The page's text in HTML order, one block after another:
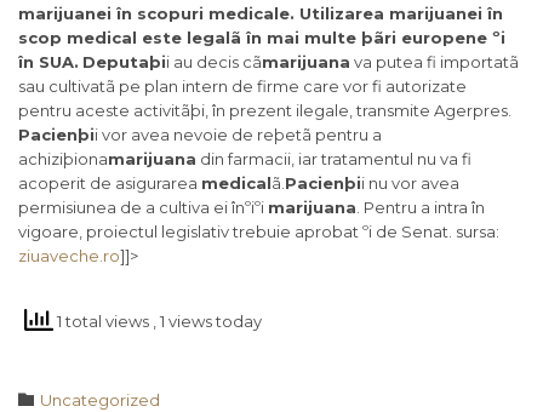
marijuanei în scopuri medicale. Utilizarea marijuanei în
scop medical este legalã în mai multe þãri europene ºi
în SUA. Deputaþii au decis cãmarijuana va putea fi importatã
sau cultivatã pe plan intern de firme care vor fi autorizate
pentru aceste activitãþi, în prezent ilegale, transmite Agerpres.
Pacienþii vor avea nevoie de reþetã pentru a
achiziþionamarijuana din farmacii, iar tratamentul nu va fi
acoperit de asigurarea medicalã. Pacienþii nu vor avea
permisiunea de a cultiva ei înºiºi marijuana . Pentru a intra în
vigoare, proiectul legislativ trebuie aprobat ºi de Senat. sursa:
ziuaveche.ro]]>
1 total views , 1 views today
 Category
Uncategorized